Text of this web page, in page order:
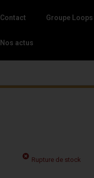
Contact Groupe Loops
Nos actus
Rupture de stock